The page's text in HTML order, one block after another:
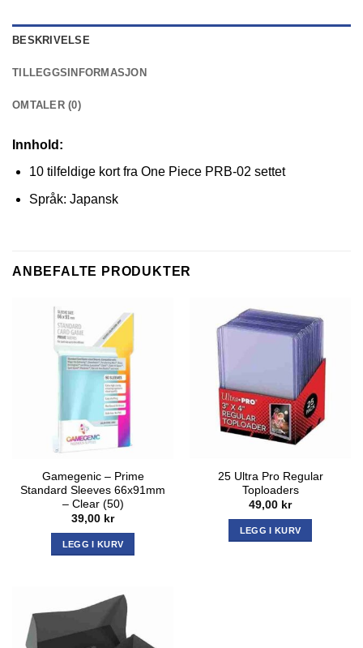
BESKRIVELSE
TILLEGGSINFORMASJON
OMTALER (0)
Innhold:
10 tilfeldige kort fra One Piece PRB-02 settet
Språk: Japansk
ANBEFALTE PRODUKTER
Gamegenic – Prime
Standard Sleeves 66x91mm
– Clear (50)
39,00 kr
LEGG I KURV
25 Ultra Pro Regular
Toploaders
49,00 kr
LEGG I KURV